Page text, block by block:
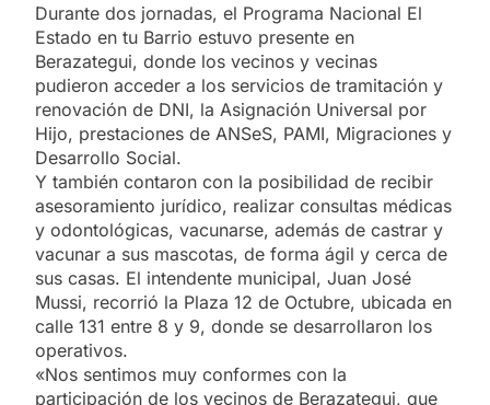
Durante dos jornadas, el Programa Nacional El
Estado en tu Barrio estuvo presente en
Berazategui, donde los vecinos y vecinas
pudieron acceder a los servicios de tramitación y
renovación de DNI, la Asignación Universal por
Hijo, prestaciones de ANSeS, PAMI, Migraciones y
Desarrollo Social.
Y también contaron con la posibilidad de recibir
asesoramiento jurídico, realizar consultas médicas
y odontológicas, vacunarse, además de castrar y
vacunar a sus mascotas, de forma ágil y cerca de
sus casas. El intendente municipal, Juan José
Mussi, recorrió la Plaza 12 de Octubre, ubicada en
calle 131 entre 8 y 9, donde se desarrollaron los
operativos.
«Nos sentimos muy conformes con la
participación de los vecinos de Berazategui, que